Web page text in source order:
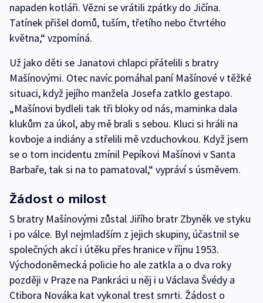
napaden kotláři. Vězni se vrátili zpátky do Jičína.
Tatínek přišel domů, tuším, třetího nebo čtvrtého
května,“ vzpomíná.
Už jako děti se Janatovi chlapci přátelili s bratry
Mašínovými. Otec navíc pomáhal paní Mašínové v těžké
situaci, když jejího manžela Josefa zatklo gestapo.
„Mašínovi bydleli tak tři bloky od nás, maminka dala
klukům za úkol, aby mě brali s sebou. Kluci si hráli na
kovboje a indiány a střelili mě vzduchovkou. Když jsem
se o tom incidentu zmínil Pepíkovi Mašínovi v Santa
Barbaře, tak si na to pamatoval,“ vypráví s úsměvem.
Žádost o milost
S bratry Mašínovými zůstal Jiřího bratr Zbyněk ve styku
i po válce. Byl nejmladším z jejich skupiny, účastnil se
společných akcí i útěku přes hranice v říjnu 1953.
Východoněmecká policie ho ale zatkla a o dva roky
později v Praze na Pankráci u něj i u Václava Švédy a
Ctibora Nováka kat vykonal trest smrti. Žádost o